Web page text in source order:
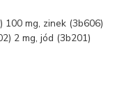
100 mg, zinek (3b606)
2 mg, jód (3b201)